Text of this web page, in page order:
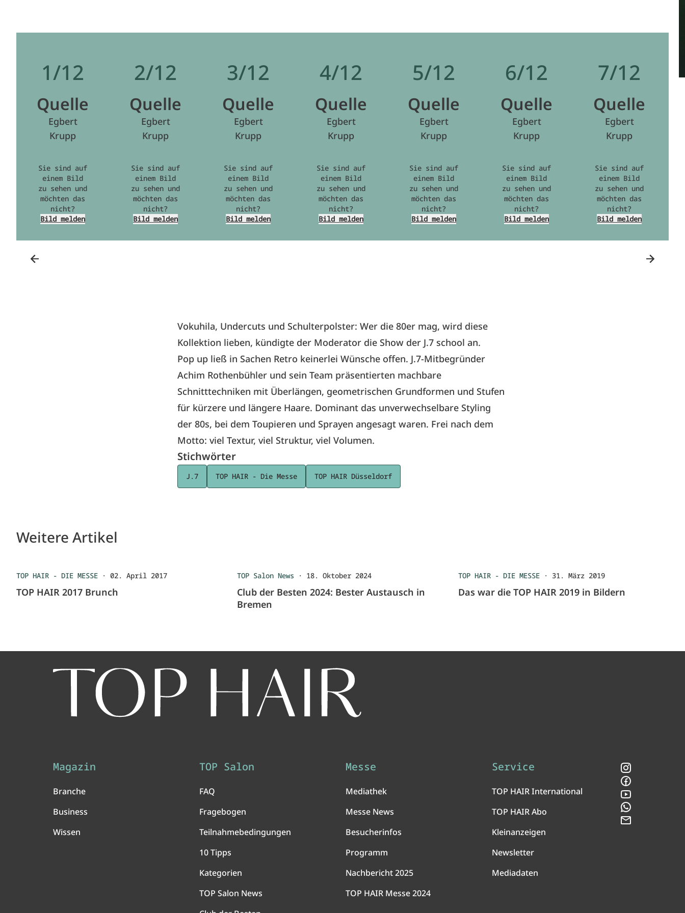
1/12
Quelle
Egbert
Krupp
Sie sind auf
einem Bild
zu sehen und
möchten das
nicht?
Bild melden
2/12
Quelle
Egbert
Krupp
Sie sind auf
einem Bild
zu sehen und
möchten das
nicht?
Bild melden
3/12
Quelle
Egbert
Krupp
Sie sind auf
einem Bild
zu sehen und
möchten das
nicht?
Bild melden
4/12
Quelle
Egbert
Krupp
Sie sind auf
einem Bild
zu sehen und
möchten das
nicht?
Bild melden
5/12
Quelle
Egbert
Krupp
Sie sind auf
einem Bild
zu sehen und
möchten das
nicht?
Bild melden
6/12
Quelle
Egbert
Krupp
Sie sind auf
einem Bild
zu sehen und
möchten das
nicht?
Bild melden
7/12
Quelle
Egbert
Krupp
Sie sind auf
einem Bild
zu sehen und
möchten das
nicht?
Bild melden
Vokuhila, Undercuts und Schulterpolster:­ Wer die 80er mag, wird diese
Kollektion­ lieben, kündigte der Moderator die Show der J.7 school an.
Pop up ließ in Sachen Retro keinerlei Wünsche offen. J.7-Mitbegründer
Achim Rothenbühler und sein Team präsentierten machbare
Schnitttechniken mit Überlängen, geometrischen Grundformen und Stufen
für kürzere und längere Haare. Dominant das unverwechselbare Styling
der 80s, bei dem Toupieren und Sprayen angesagt waren. Frei nach dem
Motto: viel Textur, viel Struktur, viel Volumen.
Stichwörter
J.7 TOP HAIR - Die Messe TOP HAIR Düsseldorf
Weitere Artikel
TOP HAIR - DIE MESSE · 02. April 2017
TOP HAIR 2017 Brunch
TOP Salon News · 18. Oktober 2024
Club der Besten 2024: Bester Austausch in
Bremen
TOP HAIR - DIE MESSE· 31. März 2019
Das war die TOP HAIR 2019 in Bildern
Magazin
Branche
Business
Wissen
TOP Salon
FAQ
Fragebogen
Teilnahmebedingungen
10 Tipps
Kategorien
TOP Salon News
Messe
Mediathek
Messe News
Besucherinfos
Programm
Nachbericht 2025
TOP HAIR Messe 2024
Service
TOP HAIR International
TOP HAIR Abo
Kleinanzeigen
Newsletter
Mediadaten